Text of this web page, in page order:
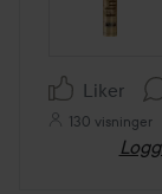
Liker
130 visninger